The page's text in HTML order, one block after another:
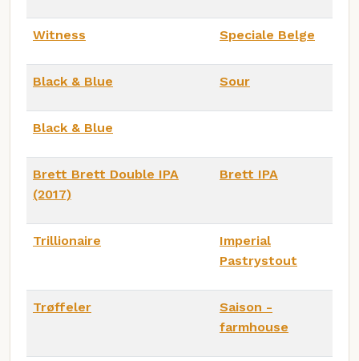
Witness Speciale Belge
Black & Blue Sour
Black & Blue
Brett Brett Double IPA
(2017)
Brett IPA
Trillionaire
Imperial
Pastrystout
Trøffeler
Saison -
farmhouse